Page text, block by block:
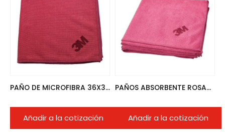
PAÑO DE MICROFIBRA 36X36./5UND ROJO-ROSADO
Añadir a la cotización
PAÑOS ABSORBENTE ROSADOS C/320 UN.
Añadir a la cotización